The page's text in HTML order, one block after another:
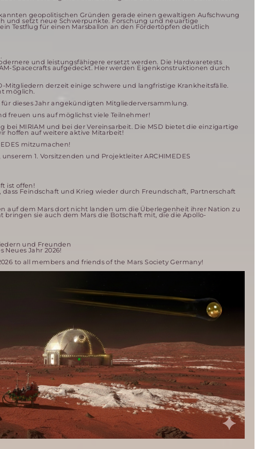
geopolitischen Gründen gerade einen gewaltigen Aufschwung
und setzt neue Schwerpunkte. Forschung und neuartige
Testflug für einen Marsballon an den Fördertöpfen deutlich
und leistungsfähigere ersetzt werden. Die Hardwaretests
Spacecrafts aufgedeckt. Hier werden Eigenkonstruktionen durch
Mitgliedern derzeit einige schwere und langfristige Krankheitsfälle.
möglich.
dieses Jahr angekündigten Mitgliederversammlung.
freuen uns auf möglichst viele Teilnehmer!
MIRIAM und bei der Vereinsarbeit. Die MSD bietet die einzigartige
hoffen auf weitere aktive Mitarbeit!
mitzumachen!
1. Vorsitzenden und Projektleiter ARCHIMEDES
ist offen!
Feindschaft und Krieg wieder durch Freundschaft, Partnerschaft
auf dem Mars dort nicht landen um die Überlegenheit ihrer Nation zu
sie auch dem Mars die Botschaft mit, die die Apollo-
und Freunden
Neues Jahr 2026!
to all members and friends of the Mars Society Germany!